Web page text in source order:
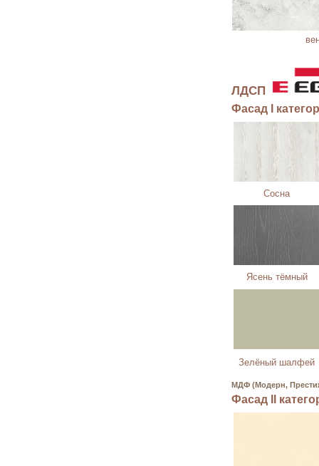
ЛДСП
Фасад I
Сосна
Ясень тёмный
Зелёный шалфей
МДФ (Модерн,
Фасад II